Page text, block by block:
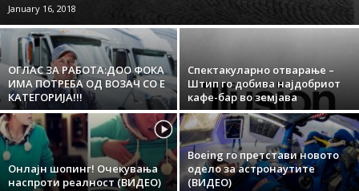
January 16, 2018
ОГЛАС ЗА РАБОТА:ДОО ФОКА
ИМА ПОТРЕБА ОД ВОЗАЧ СО Е
КАТЕГОРИЈА!!!
Спектакуларно отварање –
Штип го добива најдобриот
кафе-бар во земјава
Онлајн шопинг! Очекувања
наспроти реалност (ВИДЕО)
Boeing го претстави новото
одело за астронаутите
(ВИДЕО)